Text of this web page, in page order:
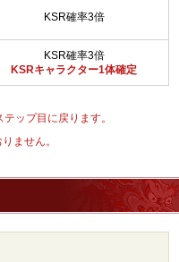
KSR確率3倍
KSR確率3倍
KSRキャラクター1体確定
ップ目に戻ります。
ません。